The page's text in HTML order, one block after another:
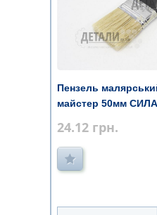
Пензель
майстер 50мм СИЛА
24.12 грн.